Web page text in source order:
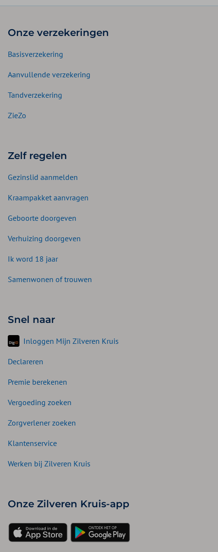
Onze verzekeringen
Basisverzekering
Aanvullende verzekering
Tandverzekering
ZieZo
Zelf regelen
Gezinslid aanmelden
Kraampakket aanvragen
Geboorte doorgeven
Verhuizing doorgeven
Ik word 18 jaar
Samenwonen of trouwen
Snel naar
Inloggen Mijn Zilveren Kruis
Declareren
Premie berekenen
Vergoeding zoeken
Zorgverlener zoeken
Klantenservice
Werken bij Zilveren Kruis
Onze Zilveren Kruis-app